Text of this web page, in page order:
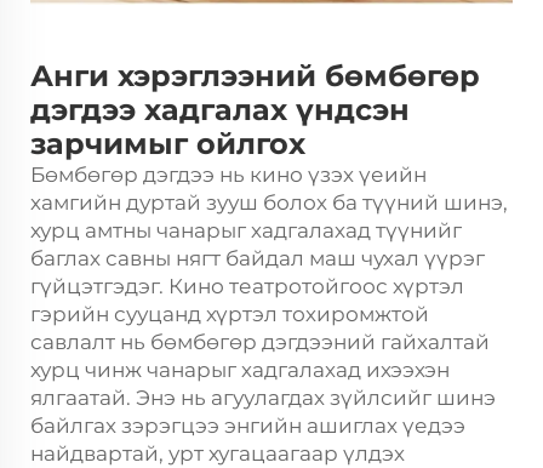
Анги хэрэглээний бөмбөгөр
дэгдээ хадгалах үндсэн
зарчимыг ойлгох
Бөмбөгөр дэгдээ нь кино үзэх үеийн
хамгийн дуртай зууш болох ба түүний шинэ,
хурц амтны чанарыг хадгалахад түүнийг
баглах савны нягт байдал маш чухал үүрэг
гүйцэтгэдэг. Кино театротойгоос хүртэл
гэрийн сууцанд хүртэл тохиромжтой
савлалт нь бөмбөгөр дэгдээний гайхалтай
хурц чинж чанарыг хадгалахад ихээхэн
ялгаатай. Энэ нь агуулагдах зүйлсийг шинэ
байлгах зэрэгцээ энгийн ашиглах үедээ
найдвартай, урт хугацаагаар үлдэх